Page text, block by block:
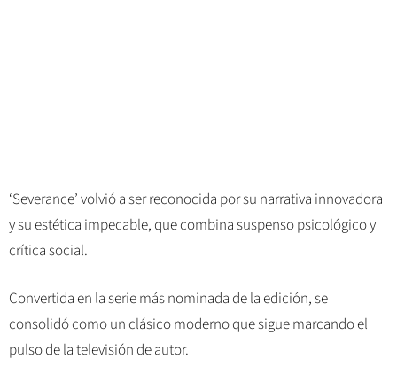
‘Severance’ volvió a ser reconocida por su narrativa innovadora
y su estética impecable, que combina suspenso psicológico y
crítica social.
Convertida en la serie más nominada de la edición, se
consolidó como un clásico moderno que sigue marcando el
pulso de la televisión de autor.